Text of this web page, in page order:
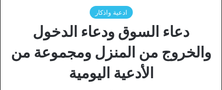
ادعية واذكار
دعاء السوق ودعاء الدخول
والخروج من المنزل ومجموعة من
الأدعية اليومية